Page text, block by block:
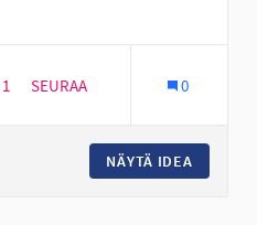
Eteläinen Seinäjoki
1 1 SEURAAJA
SEURAA 0
NÄYTÄ IDEA